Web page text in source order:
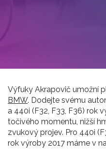
Výfuky Akrapovič umožní
BMW. Dodejte svému
a 440i (F32, F33, F36) rok
točivého momentu, nižší
zvukový projev. Pro 440i
rok výroby 2017 máme v